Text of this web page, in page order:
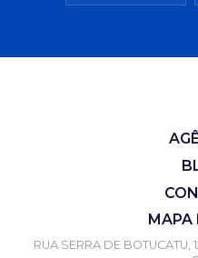
MAPA
RUA SERRA DE BOTUCATU,